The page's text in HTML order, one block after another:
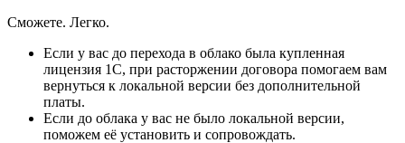
Сможете. Легко.
Если у вас до перехода в облако была купленная
лицензия 1С, при расторжении договора помогаем вам
вернуться к локальной версии без дополнительной
платы.
Если до облака у вас не было локальной версии,
поможем её установить и сопровождать.